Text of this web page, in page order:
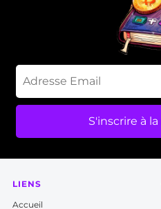
S'inscrire à
LIENS
Accueil